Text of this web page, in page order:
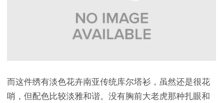
而这件绣有淡色花卉南亚传统库尔塔衫，虽然还是很花
哨，但配色比较淡雅和谐。没有胸前大老虎那种扎眼和